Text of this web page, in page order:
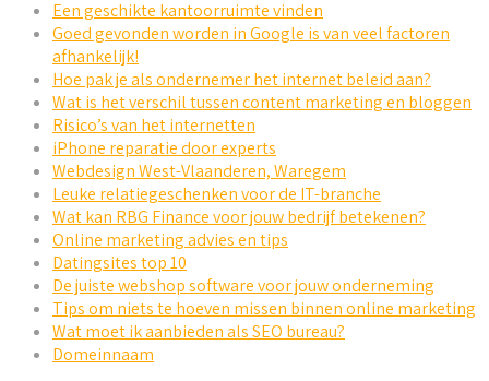
Een geschikte kantoorruimte vinden
Goed gevonden worden in Google is van veel factoren
afhankelijk!
Hoe pak je als ondernemer het internet beleid aan?
Wat is het verschil tussen content marketing en bloggen
Risico’s van het internetten
iPhone reparatie door experts
Webdesign West-Vlaanderen, Waregem
Leuke relatiegeschenken voor de IT-branche
Wat kan RBG Finance voor jouw bedrijf betekenen?
Online marketing advies en tips
Datingsites top 10
De juiste webshop software voor jouw onderneming
Tips om niets te hoeven missen binnen online marketing
Wat moet ik aanbieden als SEO bureau?
Domeinnaam